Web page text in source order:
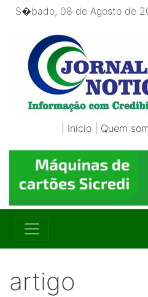
S�bado, 08 de Agosto de
Início Quem
artigo